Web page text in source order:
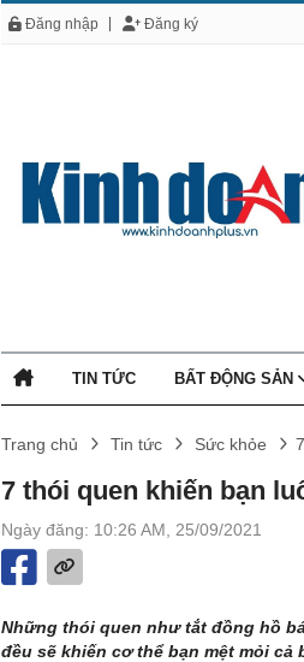
Đăng nhập Đăng ký
TIN TỨC BẤT ĐỘNG SẢN
Trang chủ Tin tức Sức khỏe
7 thói quen khiến bạn
Ngày đăng: 10:26 AM, 25/09/2021
Những thói quen như tắt đồng hồ
đều sẽ khiến cơ thể bạn mệt mỏi cả